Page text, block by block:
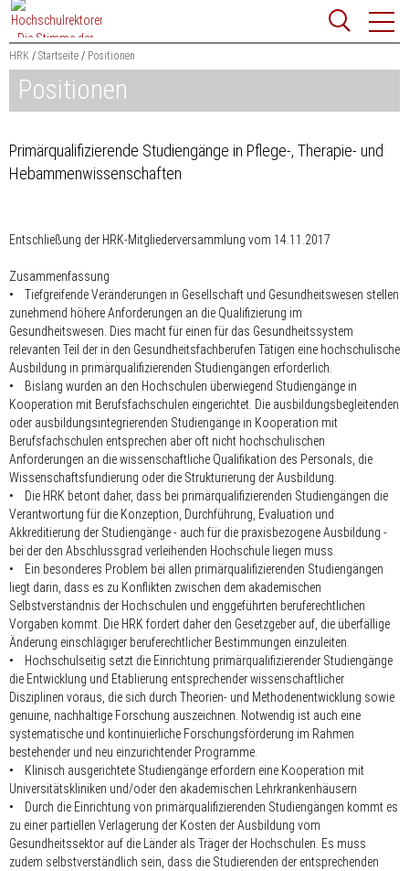
Zum
Content
springen
Suchbegriff
Suchen
HRK Startseite Positionen
Positionen
Primärqualifizierende Studiengänge in Pflege-, Therapie- und
Hebammenwissenschaften
Entschließung der HRK-Mitgliederversammlung vom 14.11.2017
Zusammenfassung
• Tiefgreifende Veränderungen in Gesellschaft und Gesundheitswesen stellen
zunehmend höhere Anforderungen an die Qualifizierung im
Gesundheitswesen. Dies macht für einen für das Gesundheitssystem
relevanten Teil der in den Gesundheitsfachberufen Tätigen eine hochschulische
Ausbildung in primärqualifizierenden Studiengängen erforderlich.
• Bislang wurden an den Hochschulen überwiegend Studiengänge in
Kooperation mit Berufsfachschulen eingerichtet. Die ausbildungsbegleitenden
oder ausbildungsintegrierenden Studiengänge in Kooperation mit
Berufsfachschulen entsprechen aber oft nicht hochschulischen
Anforderungen an die wissenschaftliche Qualifikation des Personals, die
Wissenschaftsfundierung oder die Strukturierung der Ausbildung.
• Die HRK betont daher, dass bei primärqualifizierenden Studiengängen die
Verantwortung für die Konzeption, Durchführung, Evaluation und
Akkreditierung der Studiengänge - auch für die praxisbezogene Ausbildung -
bei der den Abschlussgrad verleihenden Hochschule liegen muss.
• Ein besonderes Problem bei allen primärqualifizierenden Studiengängen
liegt darin, dass es zu Konflikten zwischen dem akademischen
Selbstverständnis der Hochschulen und enggeführten beruferechtlichen
Vorgaben kommt. Die HRK fordert daher den Gesetzgeber auf, die überfällige
Änderung einschlägiger beruferechtlicher Bestimmungen einzuleiten.
• Hochschulseitig setzt die Einrichtung primärqualifizierender Studiengänge
die Entwicklung und Etablierung entsprechender wissenschaftlicher
Disziplinen voraus, die sich durch Theorien- und Methodenentwicklung sowie
genuine, nachhaltige Forschung auszeichnen. Notwendig ist auch eine
systematische und kontinuierliche Forschungsförderung im Rahmen
bestehender und neu einzurichtender Programme.
• Klinisch ausgerichtete Studiengänge erfordern eine Kooperation mit
Universitätskliniken und/oder den akademischen Lehrkrankenhäusern
• Durch die Einrichtung von primärqualifizierenden Studiengängen kommt es
zu einer partiellen Verlagerung der Kosten der Ausbildung vom
Gesundheitssektor auf die Länder als Träger der Hochschulen. Es muss
zudem selbstverständlich sein, dass die Studierenden der entsprechenden